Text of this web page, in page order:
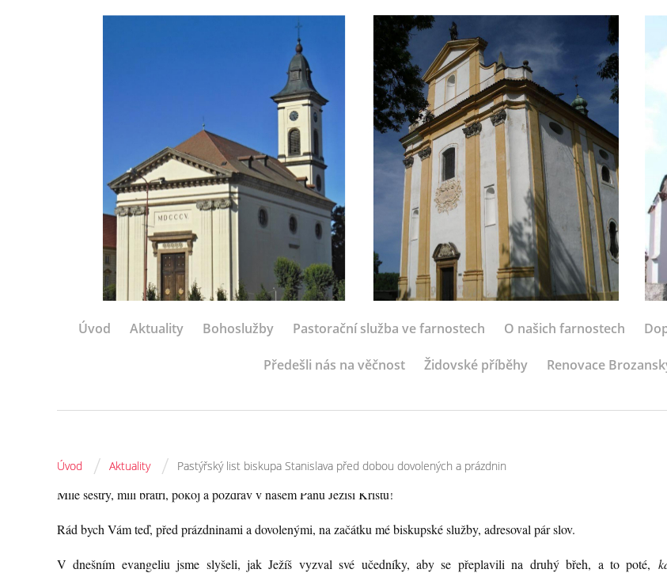
Úvod Aktuality Bohoslužby Pastorační služba ve farnostech O našich farnostech
Předešli nás na věčnost Židovské příběhy Renovace
Úvod / Aktuality / Pastýřský list biskupa Stanislava před dobou dovolených a prázdnin
Milé sestry, milí bratři, pokoj a pozdrav v našem Pánu Ježíši Kristu!
Rád bych Vám teď, před prázdninami a dovolenými, na začátku mé biskupské služby, adresoval pár slov.
V dnešním evangeliu jsme slyšeli, jak Ježíš vyzval své učedníky, aby se přeplavili na druhý břeh, a to poté,